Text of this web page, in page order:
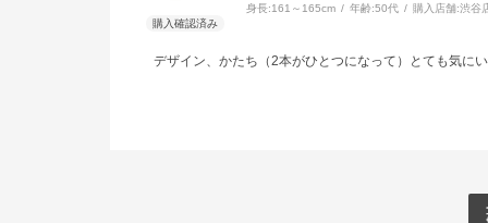
身長:161～165cm 年齢:50代 購入店舗:渋谷
デザイン、かたち（2本がひとつになって）とても気に